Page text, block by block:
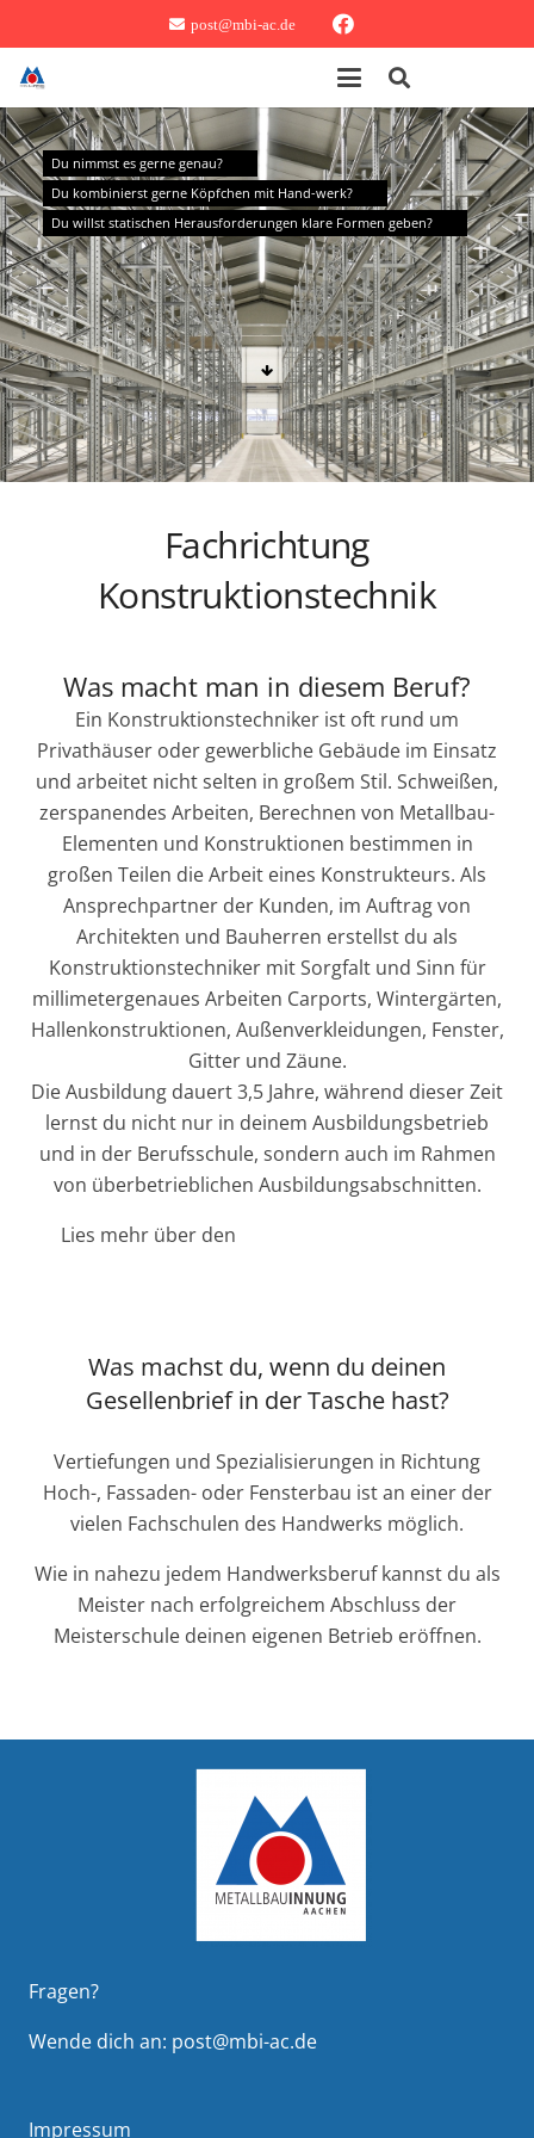
post@mbi-ac.de
Du nimmst es gerne genau?
Du kombinierst gerne Köpfchen mit Hand-werk?
Du willst statischen Herausforderungen klare Formen geben?
Fachrichtung
Konstruktionstechnik
Was macht man in diesem Beruf?
Ein Konstruktionstechniker ist oft rund um
Privathäuser oder gewerbliche Gebäude im Einsatz
und arbeitet nicht selten in großem Stil. Schweißen,
zerspanendes Arbeiten, Berechnen von Metallbau-
Elementen und Konstruktionen bestimmen in
großen Teilen die Arbeit eines Konstrukteurs. Als
Ansprechpartner der Kunden, im Auftrag von
Architekten und Bauherren erstellst du als
Konstruktionstechniker mit Sorgfalt und Sinn für
millimetergenaues Arbeiten Carports, Wintergärten,
Hallenkonstruktionen, Außenverkleidungen, Fenster,
Gitter und Zäune.
Die Ausbildung dauert 3,5 Jahre, während dieser Zeit
lernst du nicht nur in deinem Ausbildungsbetrieb
und in der Berufsschule, sondern auch im Rahmen
von überbetrieblichen Ausbildungsabschnitten.
Lies mehr über den
Was machst du, wenn du deinen
Gesellenbrief in der Tasche hast?
Vertiefungen und Spezialisierungen in Richtung
Hoch-, Fassaden- oder Fensterbau ist an einer der
vielen Fachschulen des Handwerks möglich.
Wie in nahezu jedem Handwerksberuf kannst du als
Meister nach erfolgreichem Abschluss der
Meisterschule deinen eigenen Betrieb eröffnen.
Fragen?
Wende dich an: post@mbi-ac.de
Impressum